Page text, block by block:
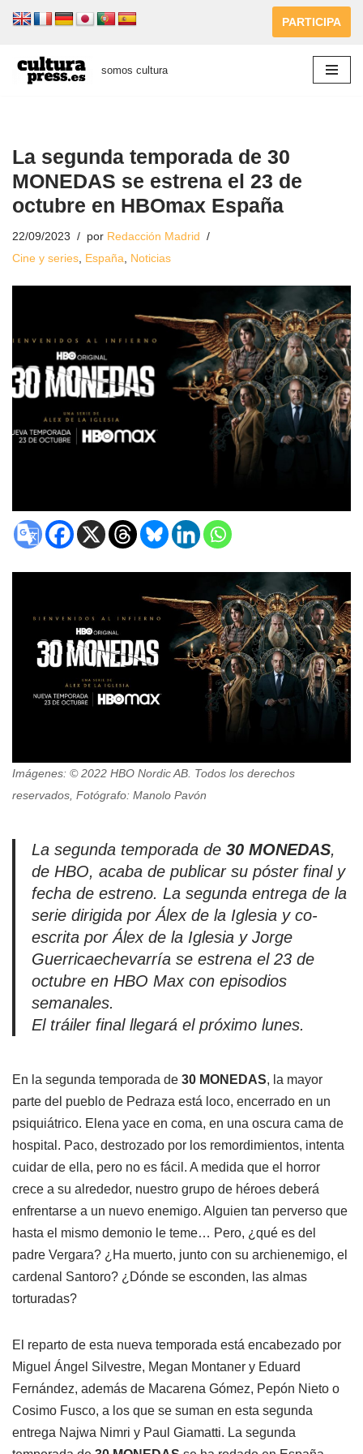
al
contenido
PARTICIPA
somos cultura
La segunda temporada de 30
MONEDAS se estrena el 23 de
octubre en HBOmax España
22/09/2023 por Redacción Madrid
Cine y series España Noticias
Imágenes: © 2022 HBO Nordic AB. Todos los derechos
reservados, Fotógrafo: Manolo Pavón
La segunda temporada de 30 MONEDAS,
de HBO, acaba de publicar su póster final y
fecha de estreno. La segunda entrega de la
serie dirigida por Álex de la Iglesia y co-
escrita por Álex de la Iglesia y Jorge
Guerricaechevarría se estrena el 23 de
octubre en HBO Max con episodios
semanales.
El tráiler final llegará el próximo lunes.
En la segunda temporada de 30 MONEDAS, la mayor
parte del pueblo de Pedraza está loco, encerrado en un
psiquiátrico. Elena yace en coma, en una oscura cama de
hospital. Paco, destrozado por los remordimientos, intenta
cuidar de ella, pero no es fácil. A medida que el horror
crece a su alrededor, nuestro grupo de héroes deberá
enfrentarse a un nuevo enemigo. Alguien tan perverso que
hasta el mismo demonio le teme… Pero, ¿qué es del
padre Vergara? ¿Ha muerto, junto con su archienemigo, el
cardenal Santoro? ¿Dónde se esconden, las almas
torturadas?
El reparto de esta nueva temporada está encabezado por
Miguel Ángel Silvestre, Megan Montaner y Eduard
Fernández, además de Macarena Gómez, Pepón Nieto o
Cosimo Fusco, a los que se suman en esta segunda
entrega Najwa Nimri y Paul Giamatti. La segunda